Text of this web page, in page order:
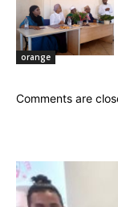
orange
Comments are